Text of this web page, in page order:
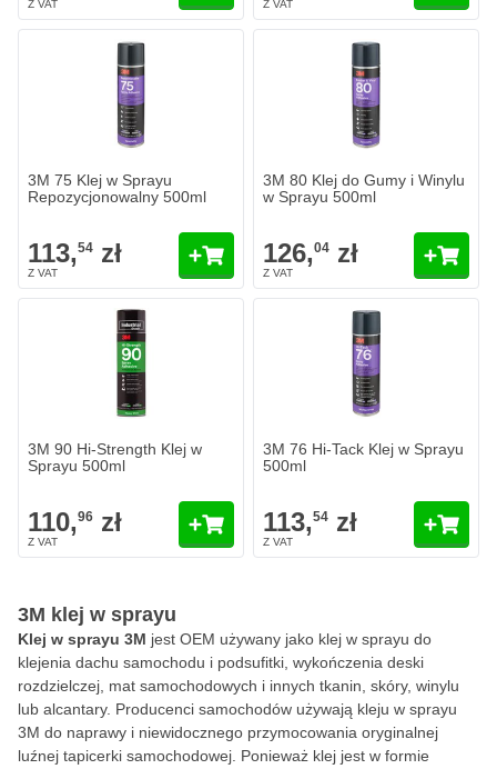
3M 75 Klej w Sprayu
Repozycjonowalny 500ml
113,54 zł
3M 80 Klej do Gumy i Winylu
w Sprayu 500ml
126,04 zł
3M 90 Hi-Strength Klej w
Sprayu 500ml
110,96 zł
3M 76 Hi-Tack Klej w Sprayu
500ml
113,54 zł
3M klej w sprayu
Klej w sprayu 3M jest OEM używany jako klej w sprayu do
klejenia dachu samochodu i podsufitki, wykończenia deski
rozdzielczej, mat samochodowych i innych tkanin, skóry, winylu
lub alcantary. Producenci samochodów używają kleju w sprayu
3M do naprawy i niewidocznego przymocowania oryginalnej
luźnej tapicerki samochodowej. Ponieważ klej jest w formie